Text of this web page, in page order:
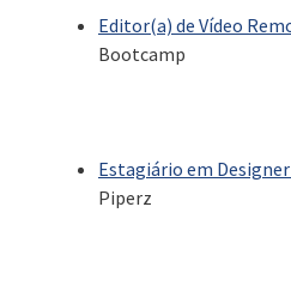
Editor(a) de Vídeo
Bootcamp
Estagiário em
Piperz